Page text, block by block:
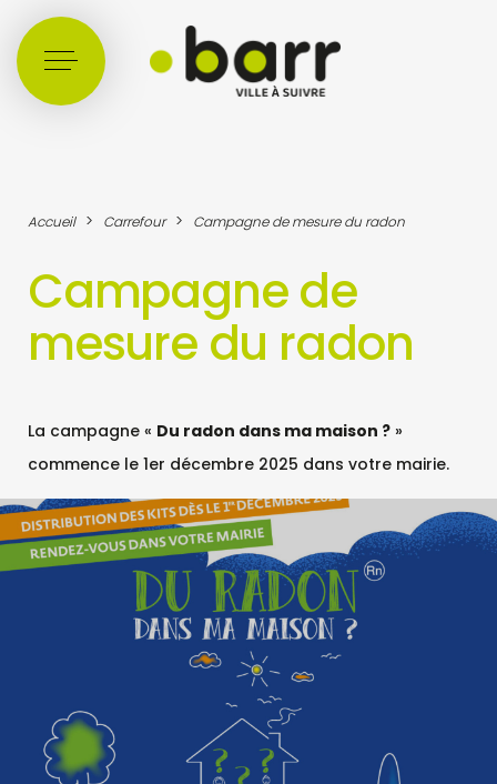
Accueil > Carrefour > Campagne de mesure du radon
Campagne de
mesure du radon
La campagne « Du radon dans ma maison ? »
commence le 1er décembre 2025 dans votre mairie.